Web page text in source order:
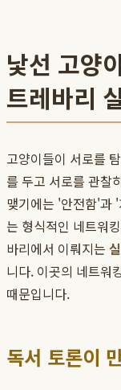
낯선 고양
트레바리
고양이들이 서로를
를 두고 서로를 관찰
맺기에는 '안전함'과
는 형식적인 네트워
바리에서 이뤄지는
니다. 이곳의 네트워
때문입니다.
독서 토론이